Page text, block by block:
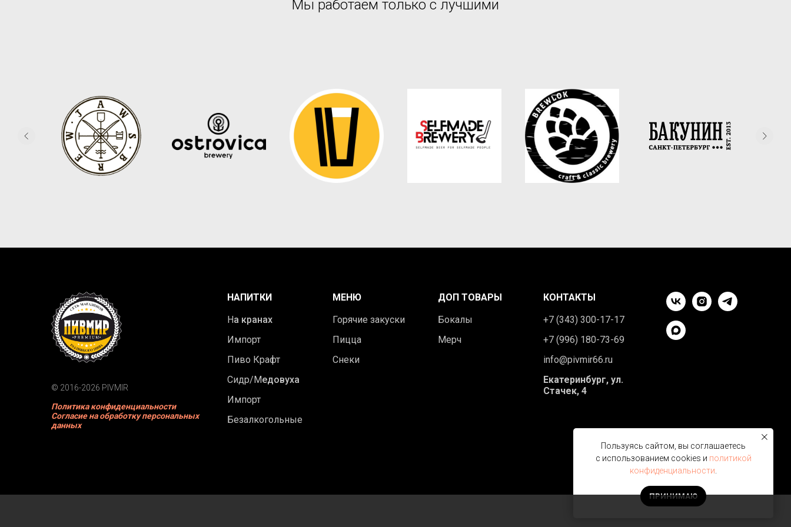
Мы работаем только с лучшими
© 2016-2026 PIVMIR
Политика конфиденциальности
Согласие на обработку персональных
данных
НАПИТКИ
На кранах
Импорт
Пиво Крафт
Сидр/Медовуха
Импорт
Безалкогольные
МЕНЮ
Горячие закуски
Пицца
Снеки
ДОП ТОВАРЫ
Бокалы
Мерч
КОНТАКТЫ
+7 (343) 300-17-17
+7 (996) 180-73-69
info@pivmir66.ru
Екатеринбург, ул.
Стачек, 4
Пользуясь сайтом, вы соглашаетесь
с использованием cookies и политикой
конфиденциальности.
ПРИНИМАЮ